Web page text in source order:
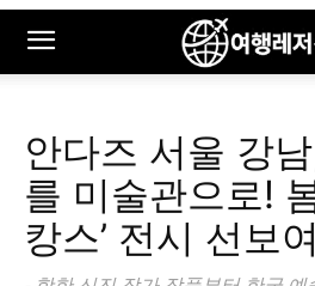
안다즈 서울 강
를 미술관으로!
캉스’ 전시 선보여